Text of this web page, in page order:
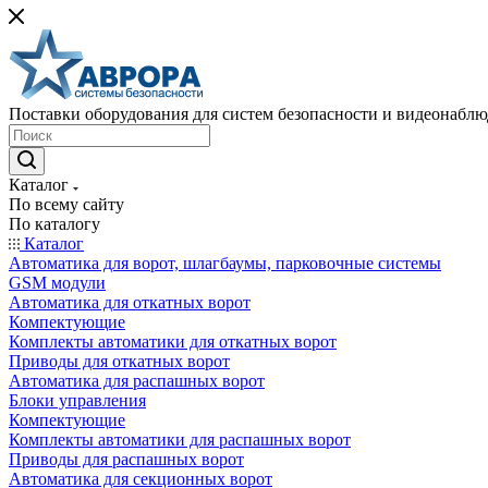
Поставки оборудования для систем безопасности и
Каталог
По всему сайту
По каталогу
Каталог
Автоматика для ворот, шлагбаумы, парковочные системы
GSM модули
Автоматика для откатных ворот
Компектующие
Комплекты автоматики для откатных ворот
Приводы для откатных ворот
Автоматика для распашных ворот
Блоки управления
Компектующие
Комплекты автоматики для распашных ворот
Приводы для распашных ворот
Автоматика для секционных ворот